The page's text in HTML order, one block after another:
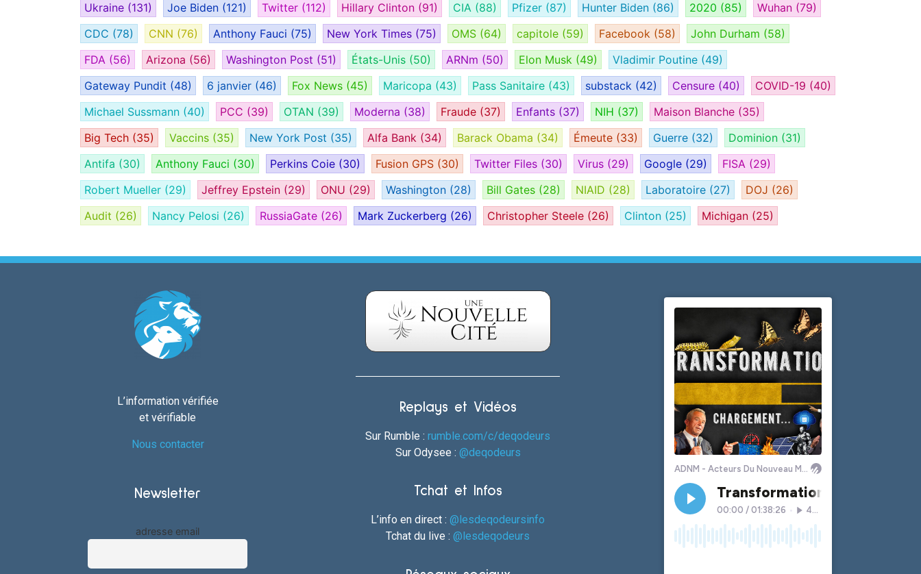
Ukraine (131) Joe Biden (121) Twitter (112) Hillary Clinton (91) CIA (88) Pfizer (87) Hunter Biden (86) 2020 (85) Wuhan (79)
CDC (78) CNN (76) Anthony Fauci (75) New York Times (75) OMS (64) capitole (59) Facebook (58) John Durham (58)
FDA (56) Arizona (56) Washington Post (51) États-Unis (50) ARNm (50) Elon Musk (49) Vladimir Poutine (49)
Gateway Pundit (48) 6 janvier (46) Fox News (45) Maricopa (43) Pass Sanitaire (43) substack (42) Censure (40) COVID-19 (40)
Michael Sussmann (40) PCC (39) OTAN (39) Moderna (38) Fraude (37) Enfants (37) NIH (37) Maison Blanche (35)
Big Tech (35) Vaccins (35) New York Post (35) Alfa Bank (34) Barack Obama (34) Émeute (33) Guerre (32) Dominion (31)
Antifa (30) Anthony Fauci (30) Perkins Coie (30) Fusion GPS (30) Twitter Files (30) Virus (29) Google (29) FISA (29)
Robert Mueller (29) Jeffrey Epstein (29) ONU (29) Washington (28) Bill Gates (28) NIAID (28) Laboratoire (27) DOJ (26)
Audit (26) Nancy Pelosi (26) RussiaGate (26) Mark Zuckerberg (26) Christopher Steele (26) Clinton (25) Michigan (25)
L’information vérifiée
et vérifiable
Nous contacter
Newsletter
adresse email
Replays et Vidéos
Sur Rumble :rumble.com/c/deqodeurs
Sur Odysee : @deqodeurs
Tchat et Infos
L’info en direct :@lesdeqodeursinfo
Tchat du live :@lesdeqodeurs